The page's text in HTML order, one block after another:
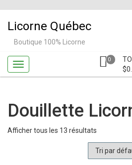
content
Licorne Québec
Boutique 100% Licorne
0
$
Douillette
Afficher tous les 13 résultats